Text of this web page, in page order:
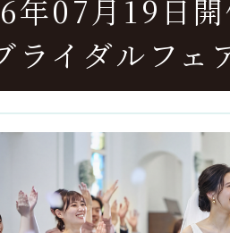
年07月19日
ライダルフェ